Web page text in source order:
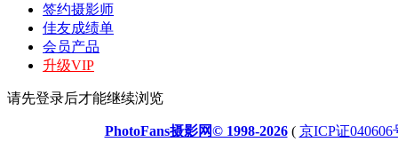
签约摄影师
佳友成绩单
会员产品
升级VIP
请先登录后才能继续浏览
PhotoFans摄影网© 1998-2026( 京ICP证040606